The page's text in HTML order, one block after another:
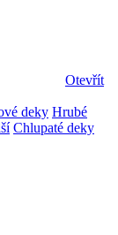
Otevřít
deky Hrubé
Chlupaté deky